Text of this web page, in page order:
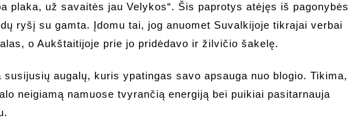
plaka, už savaitės jau Velykos“. Šis paprotys atėjęs iš pagonybės
ryšį su gamta. Įdomu tai, jog anuomet Suvalkijoje tikrajai verbai
o Aukštaitijoje prie jo pridėdavo ir žilvičio šakelę.
augalų, kuris ypatingas savo apsauga nuo blogio. Tikima,
neigiamą namuose tvyrančią energiją bei puikiai pasitarnauja